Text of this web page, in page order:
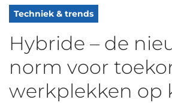
Techniek & trends
Hybride – de
norm voor
werkplekken op